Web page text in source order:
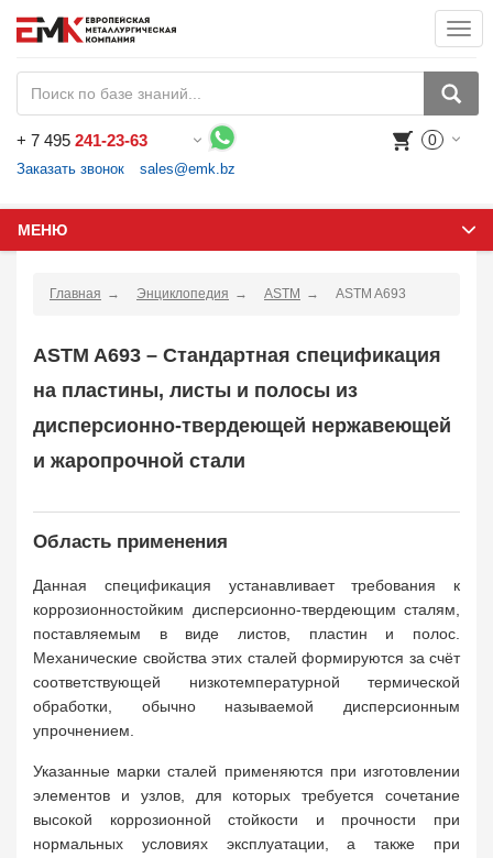
+ 7 495 241-23-63
Заказать звонок sales@emk.bz
0
МЕНЮ
Главная Энциклопедия ASTM ASTM A693
ASTM A693 – Стандартная спецификация
на пластины, листы и полосы из
дисперсионно-твердеющей нержавеющей
и жаропрочной стали
Область применения
Данная спецификация устанавливает требования к
коррозионностойким дисперсионно-твердеющим сталям,
поставляемым в виде листов, пластин и полос.
Механические свойства этих сталей формируются за счёт
соответствующей низкотемпературной термической
обработки, обычно называемой дисперсионным
упрочнением.
Указанные марки сталей применяются при изготовлении
элементов и узлов, для которых требуется сочетание
высокой коррозионной стойкости и прочности при
нормальных условиях эксплуатации, а также при